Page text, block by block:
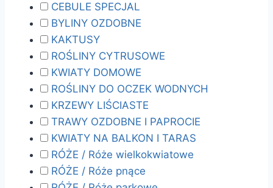
CEBULE SPECJAL
BYLINY OZDOBNE
KAKTUSY
ROŚLINY CYTRUSOWE
KWIATY DOMOWE
ROŚLINY DO OCZEK WODNYCH
KRZEWY LIŚCIASTE
TRAWY OZDOBNE I PAPROCIE
KWIATY NA BALKON I TARAS
RÓŻE / Róże wielkokwiatowe
RÓŻE / Róże pnące